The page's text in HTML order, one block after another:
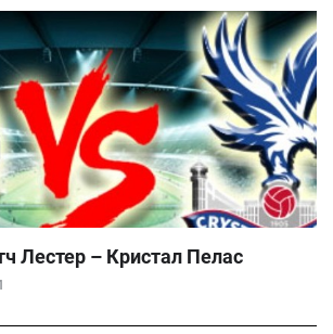
Лестер – Кристал Пелас